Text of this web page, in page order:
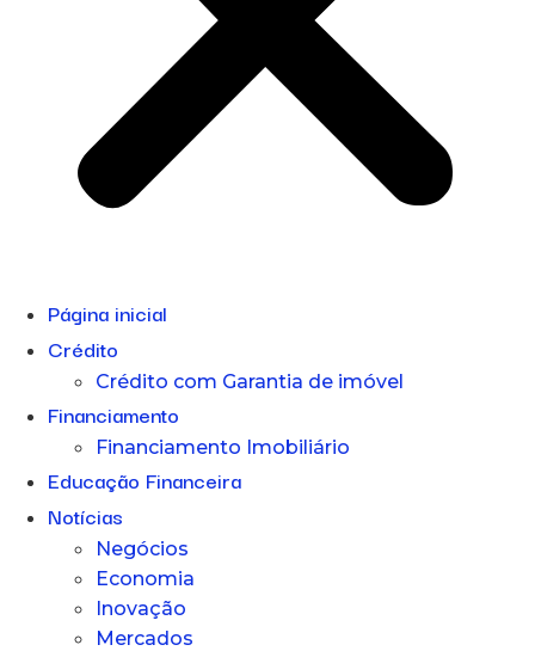
Página inicial
Crédito
Crédito com Garantia de imóvel
Financiamento
Financiamento Imobiliário
Educação Financeira
Notícias
Negócios
Economia
Inovação
Mercados